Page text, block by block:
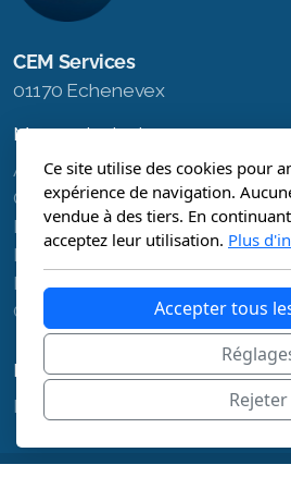
CEM Services
01170 Echenevex
Menu principal
Accueil
Qui suis-je ?
Mes offres
FAQ
Prendre RDV
Contact
Légal
Politique de confidentialité
Ce site utilise des cookies pour
expérience de navigation.
vendue à des tiers. En
acceptez leur utilisation. Plus
Accepter tous
Rejeter